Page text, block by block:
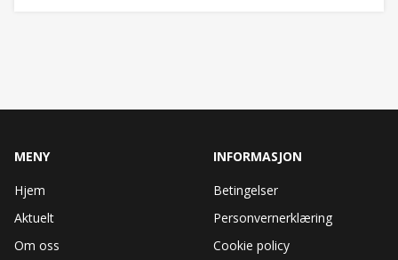
MENY
Hjem
Aktuelt
Om oss
INFORMASJON
Betingelser
Personvernerklæring
Cookie policy